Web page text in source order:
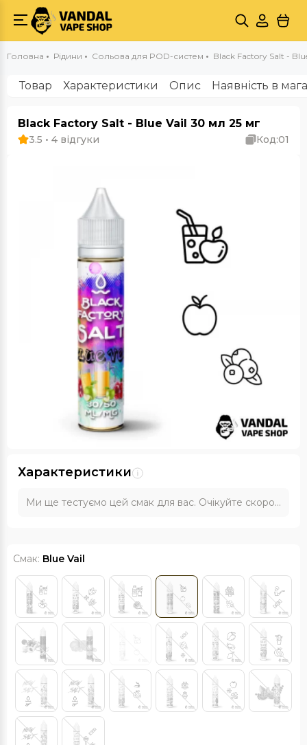
Головна Рідини Сольова для POD-систем Black Factory Salt -
Товар Характеристики Опис Наявність в
Black Factory Salt - Blue Vail 30 мл 25 мг
3.5 • 4 відгуки Код:01
Характеристики
Ми ще тестуємо цей смак для вас. Очікуйте скоро...
Смак: Blue Vail